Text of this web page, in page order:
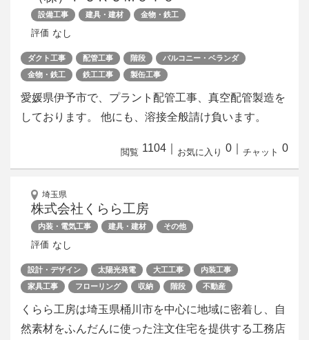
設備工事 建具・建材 金物・鉄工
評価 なし
ダクト工事 配管工事 階段
バルコニー・ベランダ
金物・鉄工
鉄工工事 製缶工事
愛媛県伊予市で、プラント配管工事、真空配管製造を
しております。 他にも、溶接全般請け負います。
閲覧 1104 お気に入り 0 チャット 0
埼玉県
株式会社くらら工房
内装・電気工事 建具・建材 その他
評価 なし
設計・デザイン 太陽光発電 大工工事
内装工事
家具工事
フローリング 収納 階段 不動産
くらら工房は埼玉県桶川市を中心に地域に密着し、自
然素材をふんだんに使った注文住宅を提供する工務店